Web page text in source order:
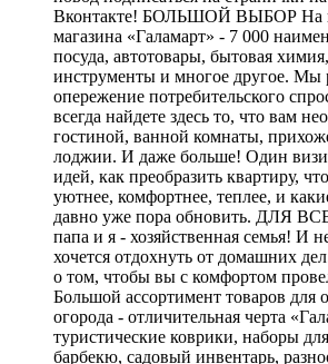
Вконтакте! БОЛЬШОЙ ВЫБОР На
магазина «Галамарт» - 7 000
посуда, автотовары, бытовая
инструменты и многое другое. Мы
опережение потребительского
всегда найдете здесь то, что вам
гостиной, ванной комнаты,
лоджии. И даже больше! Один
идей, как преобразить квартиру,
уютнее, комфортнее, теплее, и
давно уже пора обновить. ДЛЯ
папа и я - хозяйственная семья! И
хочется отдохнуть от домашних
о том, чтобы вы с комфортом
Большой ассортимент товаров для
огорода - отличительная черта
туристические коврики, наборы
барбекю, садовый инвентарь,